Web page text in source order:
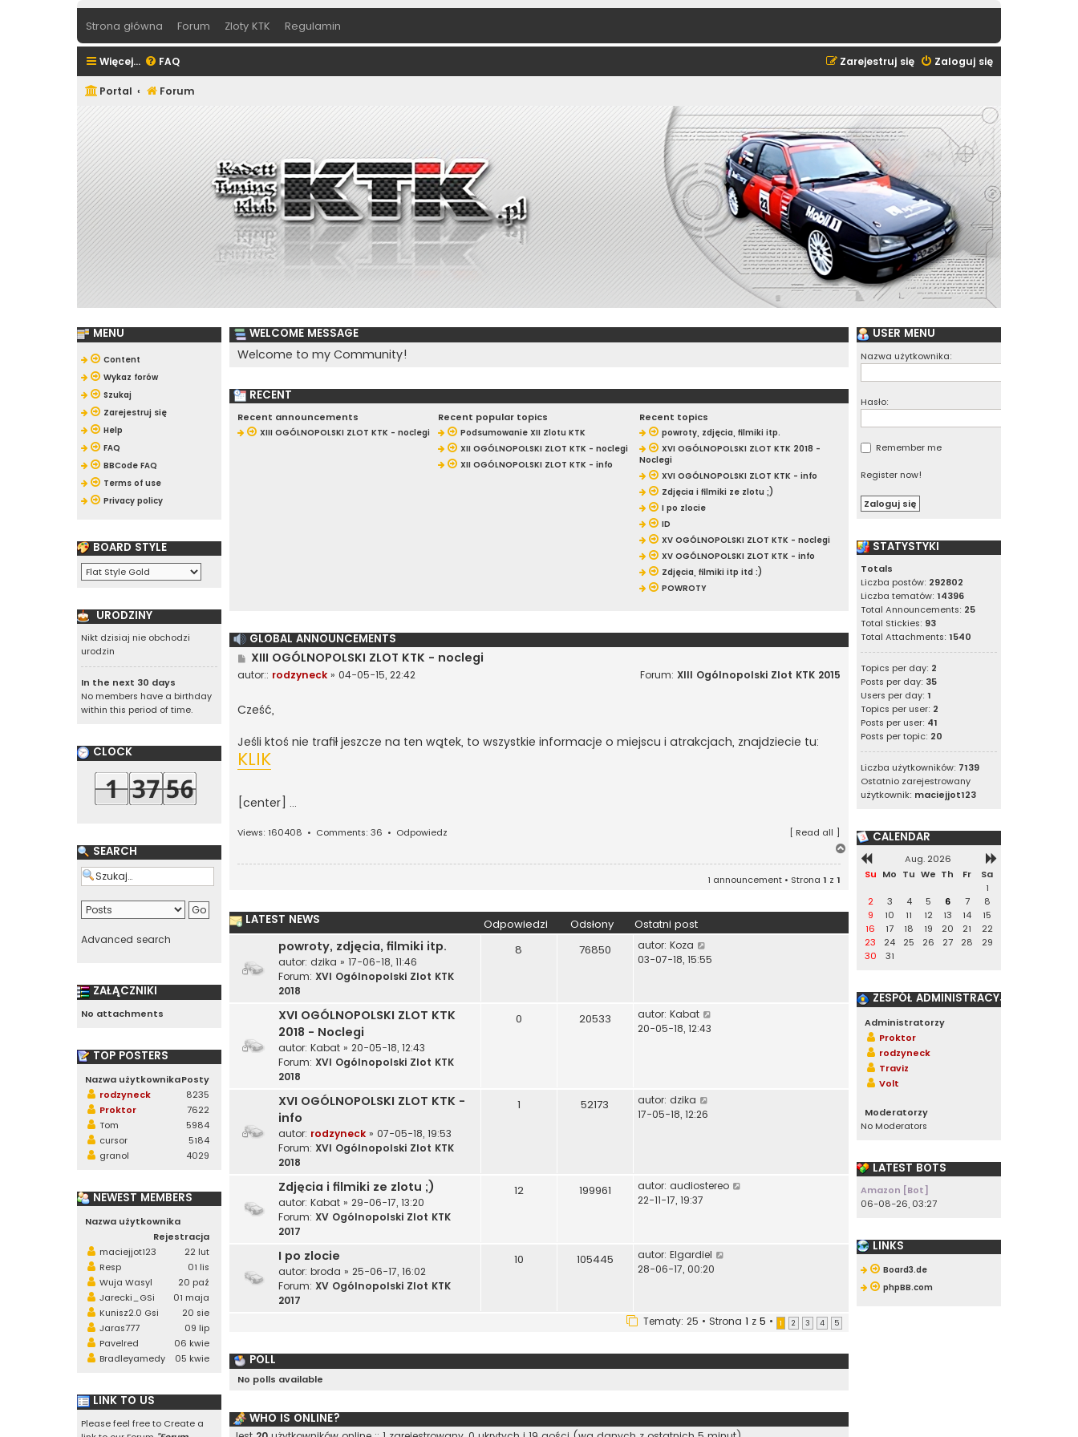
Strona główna Forum Zloty KTK Regulamin
Więcej… FAQ Zaloguj się
Zarejestruj się
Portal Forum
WELCOME MESSAGE
Welcome to my Community!
RECENT
Recent announcements Recent popular topics Recent topics
XIII OGÓLNOPOLSKI ZLOT KTK - noclegi
Podsumowanie XII Zlotu KTK
XII OGÓLNOPOLSKI ZLOT KTK - noclegi
XII OGÓLNOPOLSKI ZLOT KTK - info
powroty, zdjęcia, filmiki itp.
XVI OGÓLNOPOLSKI ZLOT KTK 2018 -
Noclegi
XVI OGÓLNOPOLSKI ZLOT KTK - info
Zdjęcia i filmiki ze zlotu ;)
I po zlocie
ID
XV OGÓLNOPOLSKI ZLOT KTK - noclegi
XV OGÓLNOPOLSKI ZLOT KTK - info
Zdjęcia, filmiki itp itd :)
POWROTY
GLOBAL ANNOUNCEMENTS
P
o
s
XIII OGÓLNOPOLSKI ZLOT KTK - noclegi
autor:: rodzyneck » 04-05-15, 22:42 Forum: XIII Ogólnopolski Zlot KTK 2015
Cześć,
Jeśli ktoś nie trafił jeszcze na ten wątek, to wszystkie informacje o miejscu i atrakcjach, znajdziecie tu:
KLIK
[center] ...
Views: 160408 • Comments: 36 • Odpowiedz [ Read all ]
ę
1 announcement • Strona 1 z 1
LATEST NEWS Odpowiedzi Odsłony Ostatni post
powroty, zdjęcia, filmiki itp.
autor: dzika » 17-06-18, 11:46
Forum: XVI Ogólnopolski Zlot KTK
2018
8 76850 autor: Koza
y
e
t
n
o
p
03-07-18, 15:55
XVI OGÓLNOPOLSKI ZLOT KTK
2018 - Noclegi
autor: Kabat » 20-05-18, 12:43
Forum: XVI Ogólnopolski Zlot KTK
2018
0 20533 autor: Kabat
o
p
o
20-05-18, 12:43
XVI OGÓLNOPOLSKI ZLOT KTK -
info
autor: rodzyneck » 07-05-18, 19:53
Forum: XVI Ogólnopolski Zlot KTK
2018
1 52173 autor: dzika
t
n
o
z
s
17-05-18, 12:26
Zdjęcia i filmiki ze zlotu ;)
autor: Kabat » 29-06-17, 13:20
Forum: XV Ogólnopolski Zlot KTK
2017
12 199961 autor: audiostereo
a
o
w
y
p
22-11-17, 19:37
I po zlocie
autor: broda » 25-06-17, 16:02
Forum: XV Ogólnopolski Zlot KTK
2017
10 105445 autor: Elgardiel
e
l
n
n
o
28-06-17, 00:20
Tematy: 25 • Strona 1 z 5 • 1 2 3 4 5
POLL
No polls available
WHO IS ONLINE?
MENU
Content
Wykaz forów
Szukaj
Zarejestruj się
Help
FAQ
BBCode FAQ
Terms of use
Privacy policy
BOARD STYLE
URODZINY
Nikt dzisiaj nie obchodzi
urodzin
In the next 30 days
No members have a birthday
within this period of time.
CLOCK
SEARCH
Advanced search
ZAŁĄCZNIKI
No attachments
TOP POSTERS
Nazwa użytkownikaPosty
rodzyneck
8235
Proktor
7622
Tom
5984
cursor
5184
granol
4029
NEWEST MEMBERS
Nazwa użytkownika
Rejestracja
maciejjot123
22 lut
Resp
01 lis
Wuja Wasyl
20 paź
Jarecki_GSi
01 maja
Kunisz2.0 Gsi
20 sie
Jaras777
09 lip
Pavelred
06 kwie
Bradleyamedy
05 kwie
LINK TO US
Please feel free to Create a
USER MENU
Nazwa użytkownika:
Hasło:
Remember me
Register now!
STATYSTYKI
Totals
Liczba postów: 292802
Liczba tematów: 14396
Total Announcements: 25
Total Stickies: 93
Total Attachments: 1540
Topics per day: 2
Posts per day: 35
Users per day: 1
Topics per user: 2
Posts per user: 41
Posts per topic: 20
Liczba użytkowników: 7139
Ostatnio zarejestrowany
użytkownik: maciejjot123
CALENDAR
Aug. 2026
Su Mo Tu We Th Fr
Sa
1
2
3 4 5 6 7
8
9
10 11 12 13 14
15
16
17 18 19 20 21
22
23
24 25 26 27 28
29
30
31
ZESPÓŁ ADMINISTRACYJNY
Administratorzy
Proktor
rodzyneck
Traviz
Volt
Moderatorzy
No Moderators
LATEST BOTS
Amazon [Bot]
06-08-26, 03:27
LINKS
Board3.de
phpBB.com